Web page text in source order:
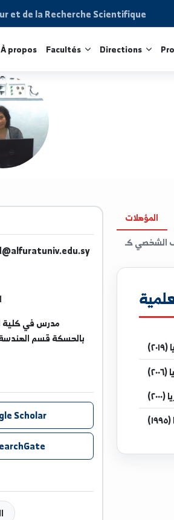
et de la Recherche
À propos Facultés
مدرس في كلية
بالحسكة قسم الهندسة
Scholar
ResearchGate